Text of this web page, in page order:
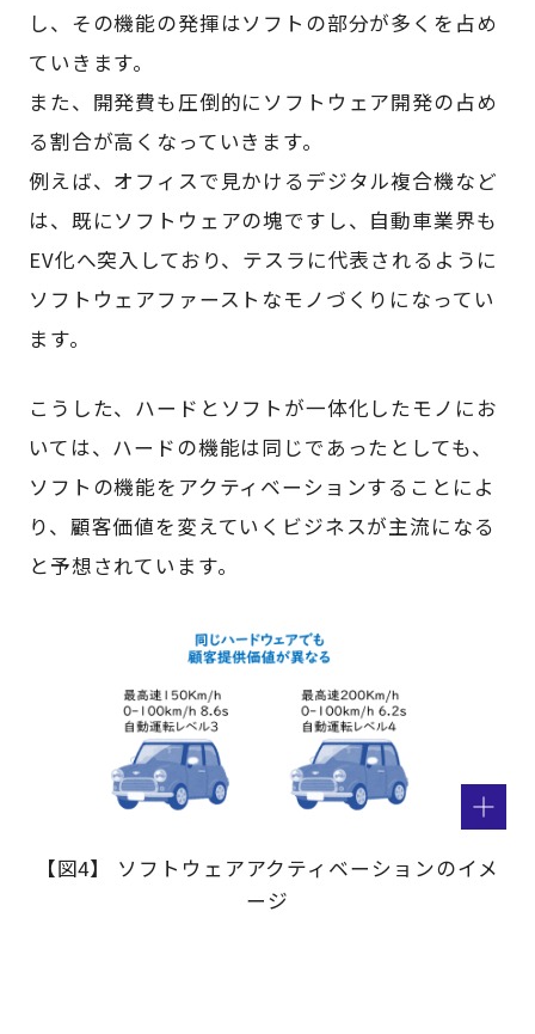
し、その機能の発揮はソフトの部分が多くを占め
ていきます。
また、開発費も圧倒的にソフトウェア開発の占め
る割合が高くなっていきます。
例えば、オフィスで見かけるデジタル複合機など
は、既にソフトウェアの塊ですし、自動車業界も
EV化へ突入しており、テスラに代表されるように
ソフトウェアファーストなモノづくりになってい
ます。
こうした、ハードとソフトが一体化したモノにお
いては、ハードの機能は同じであったとしても、
ソフトの機能をアクティベーションすることによ
り、顧客価値を変えていくビジネスが主流になる
と予想されています。
【図4】 ソフトウェアアクティベーションのイメ
ージ